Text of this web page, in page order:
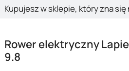
Kupujesz w sklepie, który zna się
Rower elektryczny
9.8